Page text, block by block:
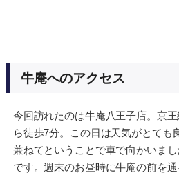
牛庵へのアクセス
今回訪れたのは牛庵八王子店。京
ら徒歩7分。この日は天気がとても
兼ねてということで車で向かいま
です。週末のお昼時に牛庵の前を